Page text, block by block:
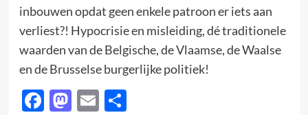
inbouwen opdat geen enkele patroon er iets aan
verliest?! Hypocrisie en misleiding, dé traditionele
waarden van de Belgische, de Vlaamse, de Waalse
en de Brusselse burgerlijke politiek!
Facebook
Mastodon
EmailDelen